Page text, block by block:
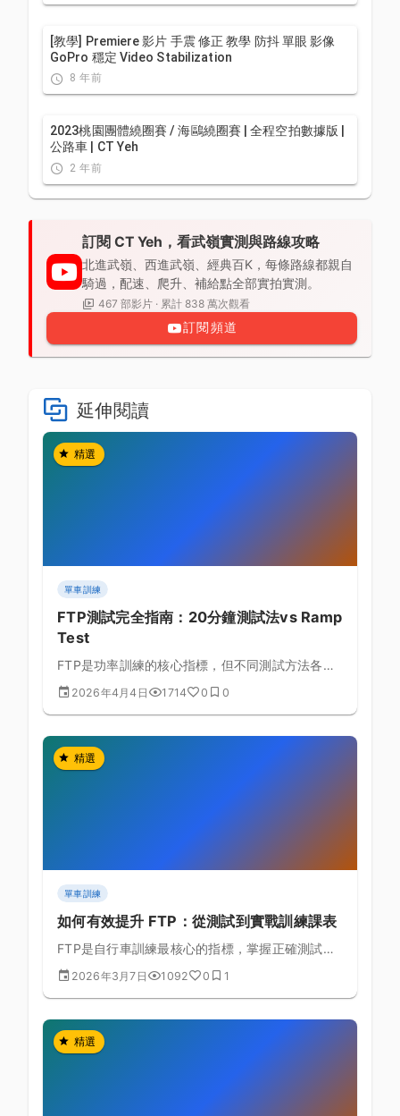
[教學] Premiere 影片 手震 修正 教學 防抖 單眼 影像
GoPro 穩定 Video Stabilization
8 年前
2023桃園團體繞圈賽 / 海鷗繞圈賽 | 全程空拍數據版 |
公路車 | CT Yeh
2 年前
訂閱 CT Yeh，看武嶺實測與路線攻略
北進武嶺、西進武嶺、經典百K，每條路線都親自
騎過，配速、爬升、補給點全部實拍實測。
467 部影片 · 累計 838 萬次觀看
訂閱頻道
延伸閱讀
精選
單車訓練
FTP測試完全指南：20分鐘測試法vs Ramp
Test
FTP是功率訓練的核心指標，但不同測試方法各有
優缺點，本文深入比較兩種主流測試法，幫助你找
到最準確的測試方式。
2026年4月4日 1714 0 0
精選
單車訓練
如何有效提升 FTP：從測試到實戰訓練課表
FTP是自行車訓練最核心的指標，掌握正確測試方
式與提升策略讓你突破瓶頸
2026年3月7日 1092 0 1
精選